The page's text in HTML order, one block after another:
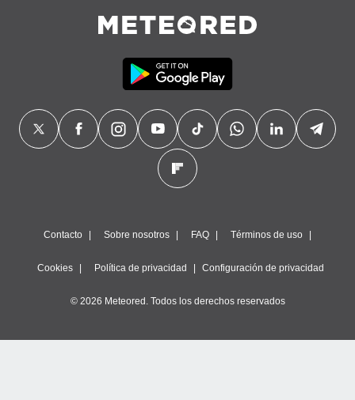
Contacto Sobre nosotros FAQ Términos de uso
Cookies Política de privacidad Configuración de privacidad
© 2026 Meteored. Todos los derechos reservados